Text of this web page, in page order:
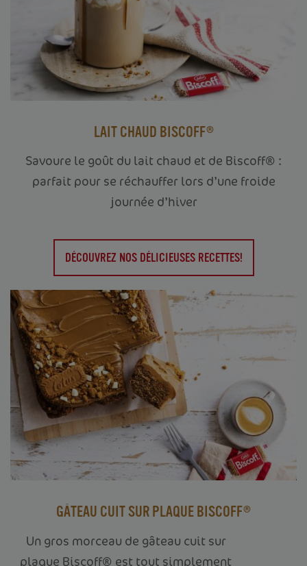
LAIT CHAUD BISCOFF®
Savoure le goût du lait chaud et de Biscoff® :
parfait pour se réchauffer lors d’une froide
journée d’hiver
DÉCOUVREZ NOS DÉLICIEUSES RECETTES!
GÂTEAU CUIT SUR PLAQUE BISCOFF®
Un gros morceau de gâteau cuit sur
plaque Biscoff® est tout simplement